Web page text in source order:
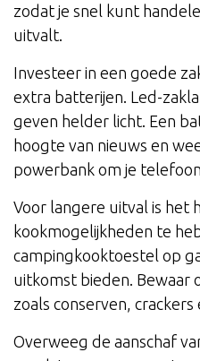
zodat je snel kunt
uitvalt.
Investeer in een goede
extra batterijen. Led-
geven helder licht. Een
hoogte van nieuws en
powerbank om je
Voor langere uitval is het
kookmogelijkheden te
campingkooktoestel op
uitkomst bieden. Bewaar
zoals conserven,
Overweeg de aanschaf